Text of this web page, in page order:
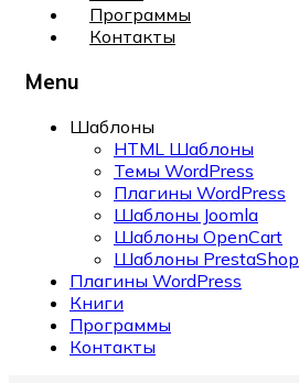
Программы
Контакты
Menu
Шаблоны
HTML Шаблоны
Темы WordPress
Плагины WordPress
Шаблоны Joomla
Шаблоны OpenCart
Шаблоны PrestaShop
Плагины WordPress
Книги
Программы
Контакты